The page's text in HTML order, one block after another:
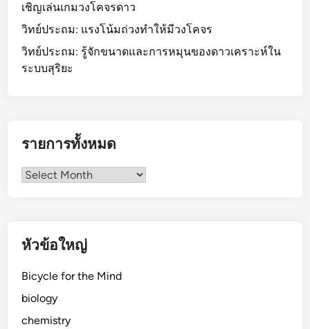
เชิญเล่นเกมวงโคจรดาว
วิทย์ประถม: แรงโน้มถ่วงทำให้มีวงโคจร
วิทย์ประถม: รู้จักขนาดและการหมุนของดาวเคราะห์ใน
ระบบสุริยะ
รายการทั้งหมด
รายการ
หัวข้อใหญ่
Bicycle for the Mind
biology
chemistry